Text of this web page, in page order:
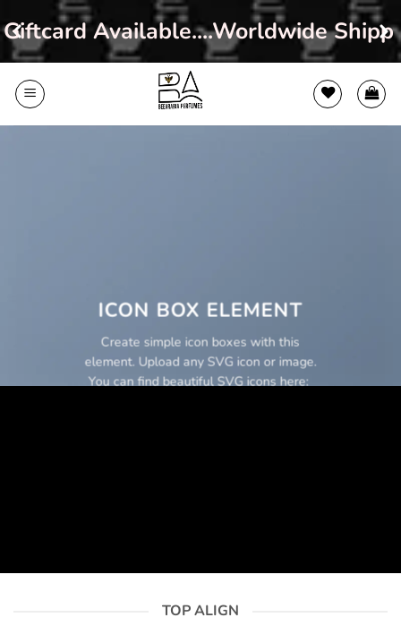
Available....Worldwide
ICON BOX ELEMENT
Create simple icon boxes with this
element. Upload any SVG icon or image.
You can find beautiful SVG icons here:
TOP ALIGN